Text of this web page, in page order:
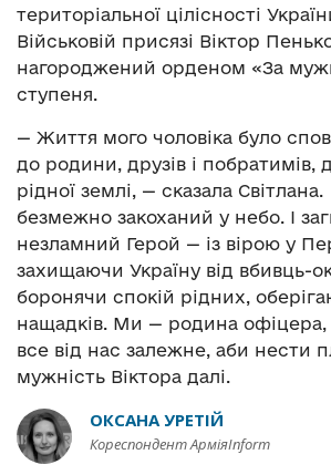
територіальної цілісності
Військовій присязі Віктор
нагороджений орденом «За
ступеня.
— Життя мого чоловіка було
до родини, друзів і побратимів,
рідної землі, — сказала
безмежно закоханий у небо. І
незламний Герой — із вірою у
захищаючи Україну від вбивць-
боронячи спокій рідних,
нащадків. Ми — родина
все від нас залежне, аби нести
мужність Віктора далі.
ОКСАНА УРЕТІЙ
Кореспондент АрміяInform